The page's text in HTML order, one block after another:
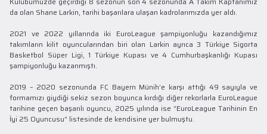
da olan Shane Larkin, tarihi başarılara ulaşan kadrolarımızda yer aldı.
2021 ve 2022 yıllarında iki EuroLeague şampiyonluğu kazandığımız
takımların kilit oyuncularından biri olan Larkin ayrıca 3 Türkiye Sigorta
Basketbol Süper Ligi, 1 Türkiye Kupası ve 4 Cumhurbaşkanlığı Kupası
şampiyonluğu kazanmıştı.
2019 – 2020 sezonunda FC Bayern Münih’e karşı attığı 49 sayıyla ve
formamızı giydiği sekiz sezon boyunca kırdığı diğer rekorlarla EuroLeague
tarihine geçen başarılı oyuncu, 2025 yılında ise “EuroLeague Tarihinin En
İyi 25 Oyuncusu” listesinde de kendisine yer bulmuştu.